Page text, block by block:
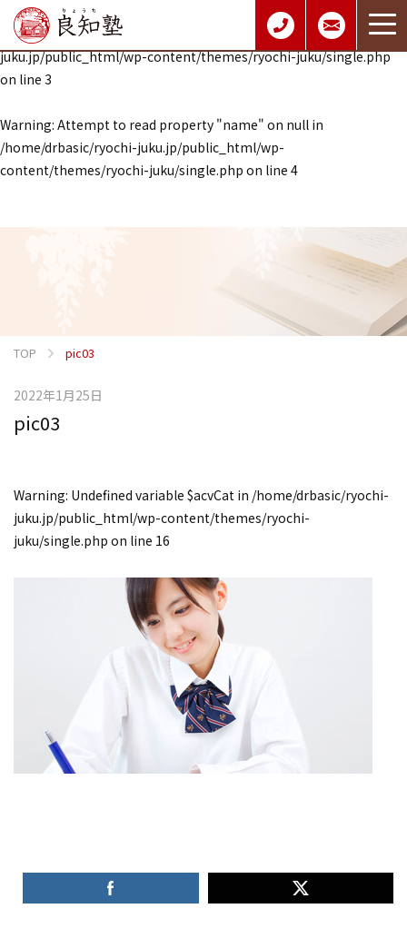
Warning : Undefined array key 0 in
/home/drbasic/ryochi-
juku.jp/public_html/wp-content/themes/ryochi-juku/single.php
on line 3
Warning: Attempt to read property "name" on null in
/home/drbasic/ryochi-juku.jp/public_html/wp-
content/themes/ryochi-juku/single.php on line 4
TOP pic03
2022年1月25日
pic03
Warning: Undefined variable $acvCat in /home/drbasic/ryochi-
juku.jp/public_html/wp-content/themes/ryochi-
juku/single.php on line 16